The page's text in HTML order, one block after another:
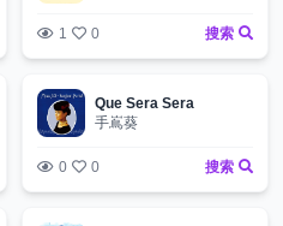
1 0 搜索
Que Sera Sera
手嶌葵
0 0 搜索